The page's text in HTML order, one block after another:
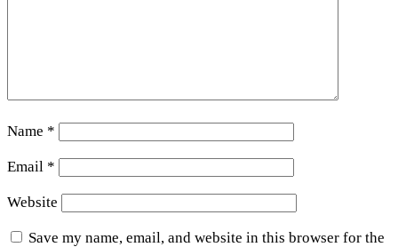
Name *
Email *
Website
Save my name, email, and website in this browser for the